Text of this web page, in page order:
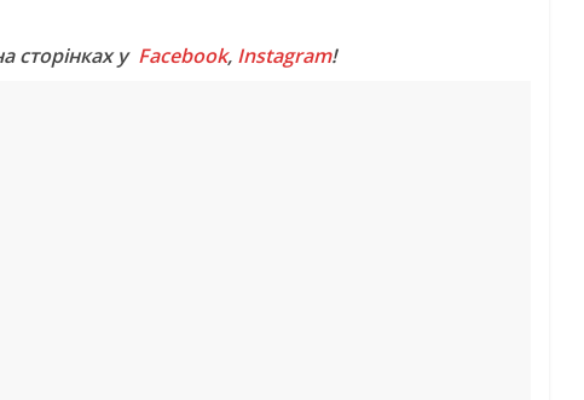
сторінках у Facebook, Instagram!